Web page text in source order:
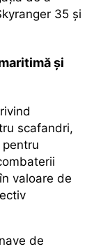
35 și
și
scafandri,
valoare de
de